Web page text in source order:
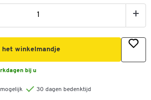
+
het winkelmandje
bij u
30 dagen bedenktijd